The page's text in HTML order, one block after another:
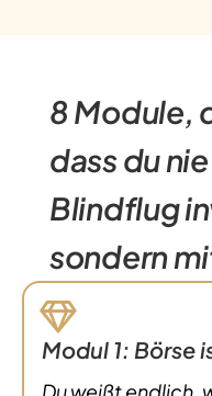
8 Module,
dass du
Blindflug
sondern
Modul 1: Börse
Du weißt endlich,